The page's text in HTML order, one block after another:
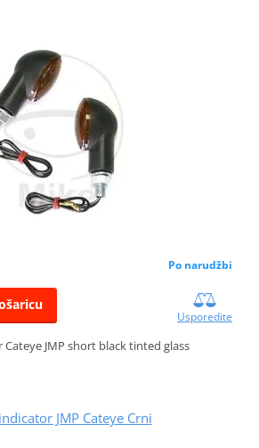
Po narudžbi
Usporedite
JMP short black tinted glass
JMP Cateye Crni